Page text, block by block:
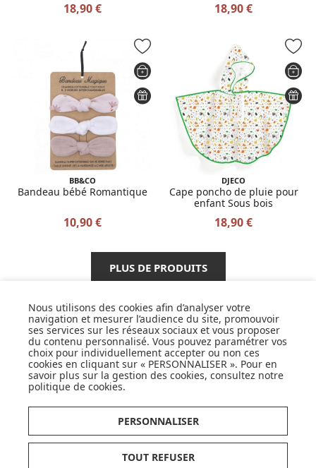
18,90 € 18,90 €
BB&CO
Bandeau bébé Romantique
10,90 €
DJECO
Cape poncho de pluie pour
enfant Sous bois
18,90 €
PLUS DE PRODUITS
SUIVEZ NOS ACTUS,
NOUVEAUTÉS, OFFRES...
OK
Nous utilisons des cookies afin d’analyser votre
navigation et mesurer l’audience du site, promouvoir
ses services sur les réseaux sociaux et vous proposer
du contenu personnalisé. Vous pouvez paramétrer vos
choix pour individuellement accepter ou non ces
cookies en cliquant sur « PERSONNALISER ». Pour en
savoir plus sur la gestion des cookies, consultez notre
politique de cookies.
PERSONNALISER
TOUT REFUSER